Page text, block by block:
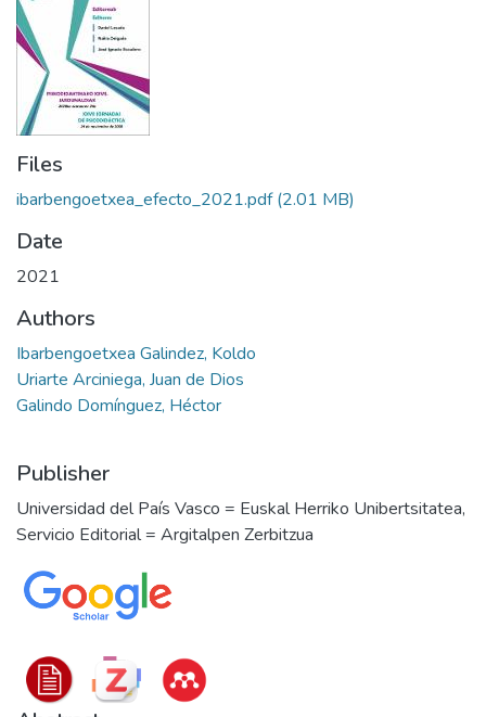
Statistics
Policies
Files
ibarbengoetxea_efecto_2021.pdf(2.01 MB)
Date
2021
Authors
Ibarbengoetxea Galindez, Koldo
Uriarte Arciniega, Juan de Dios
Galindo Domínguez, Héctor
Publisher
Universidad del País Vasco = Euskal Herriko Unibertsitatea,
Servicio Editorial = Argitalpen Zerbitzua